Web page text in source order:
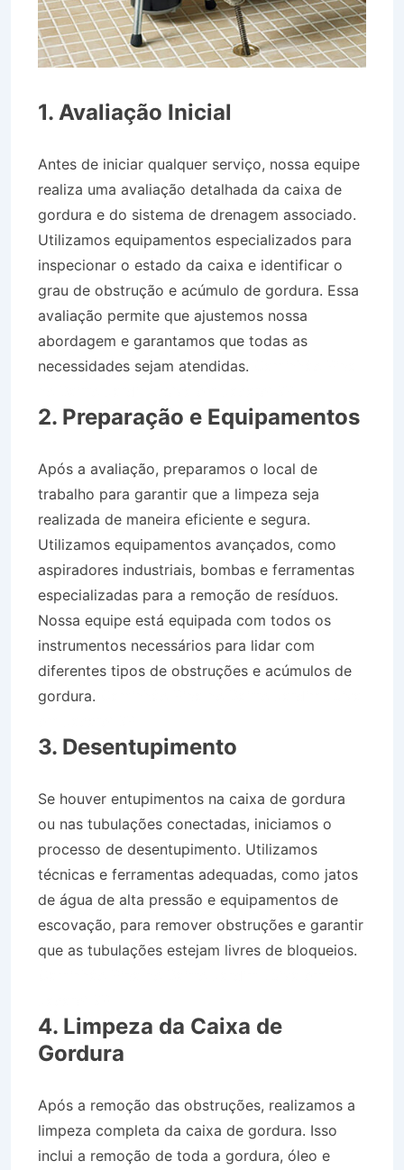
1. Avaliação Inicial
Antes de iniciar qualquer serviço, nossa equipe
realiza uma avaliação detalhada da caixa de
gordura e do sistema de drenagem associado.
Utilizamos equipamentos especializados para
inspecionar o estado da caixa e identificar o
grau de obstrução e acúmulo de gordura. Essa
avaliação permite que ajustemos nossa
abordagem e garantamos que todas as
necessidades sejam atendidas.
2. Preparação e Equipamentos
Após a avaliação, preparamos o local de
trabalho para garantir que a limpeza seja
realizada de maneira eficiente e segura.
Utilizamos equipamentos avançados, como
aspiradores industriais, bombas e ferramentas
especializadas para a remoção de resíduos.
Nossa equipe está equipada com todos os
instrumentos necessários para lidar com
diferentes tipos de obstruções e acúmulos de
gordura.
3. Desentupimento
Se houver entupimentos na caixa de gordura
ou nas tubulações conectadas, iniciamos o
processo de desentupimento. Utilizamos
técnicas e ferramentas adequadas, como jatos
de água de alta pressão e equipamentos de
escovação, para remover obstruções e garantir
que as tubulações estejam livres de bloqueios.
4. Limpeza da Caixa de
Gordura
Após a remoção das obstruções, realizamos a
limpeza completa da caixa de gordura. Isso
inclui a remoção de toda a gordura, óleo e